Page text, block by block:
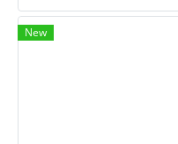
New